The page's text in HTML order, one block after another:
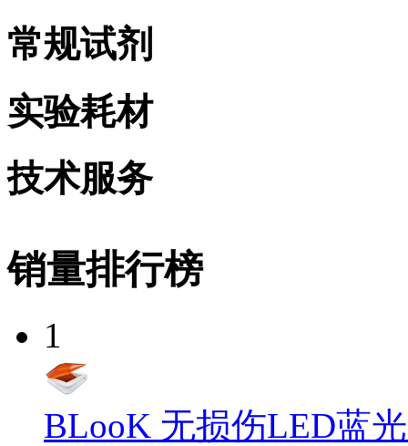
常规试剂
实验耗材
技术服务
销量排行榜
1
BLooK 无损伤LED蓝